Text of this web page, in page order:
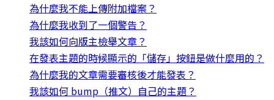
為什麼我不能上傳附加檔案？
為什麼我收到了一個警告？
我該如何向版主檢舉文章？
在發表主題的時候顯示的「儲存」按鈕是做什麼用的？
為什麼我的文章需要審核後才能發表？
我該如何 bump（推文）自己的主題？